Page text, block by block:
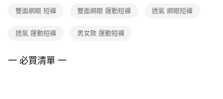
權轉讓予恩沛科技股份有限公司。
３．未成年的使用者請事先徵得法定代理人或監護人之同意方可使用
４．使用「AFTEE先享後付」時，將依據個別帳號之用戶狀況，依本公司即
雙面網眼 短褲 雙面網眼 運動短褲 透氣 網眼短褲
透氣 運動短褲 男女款 運動短褲
一 必買清單 一